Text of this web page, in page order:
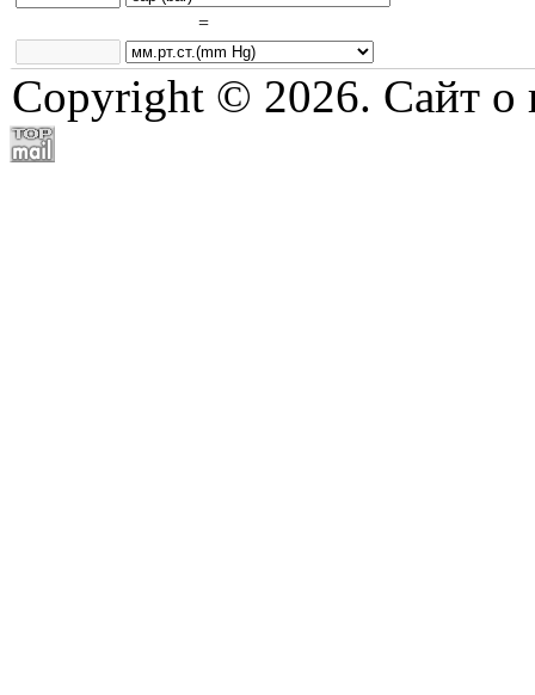
=
Copyright © 2026. Сайт о